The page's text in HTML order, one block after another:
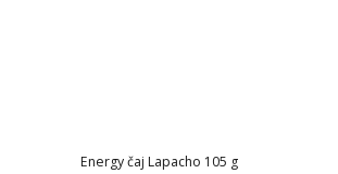
Energy čaj Lapacho 105 g